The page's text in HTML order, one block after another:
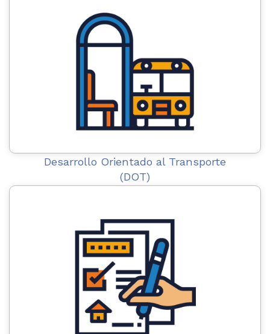
Desarrollo Orientado al Transporte
(DOT)